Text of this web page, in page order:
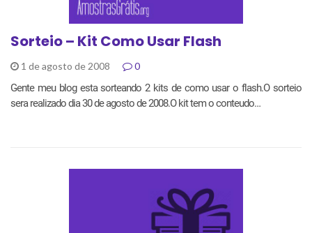
Sorteio – Kit Como Usar Flash
1 de agosto de 2008 0
Gente meu blog esta sorteando 2 kits de como usar o flash.O sorteio
sera realizado dia 30 de agosto de 2008.O kit tem o conteudo…